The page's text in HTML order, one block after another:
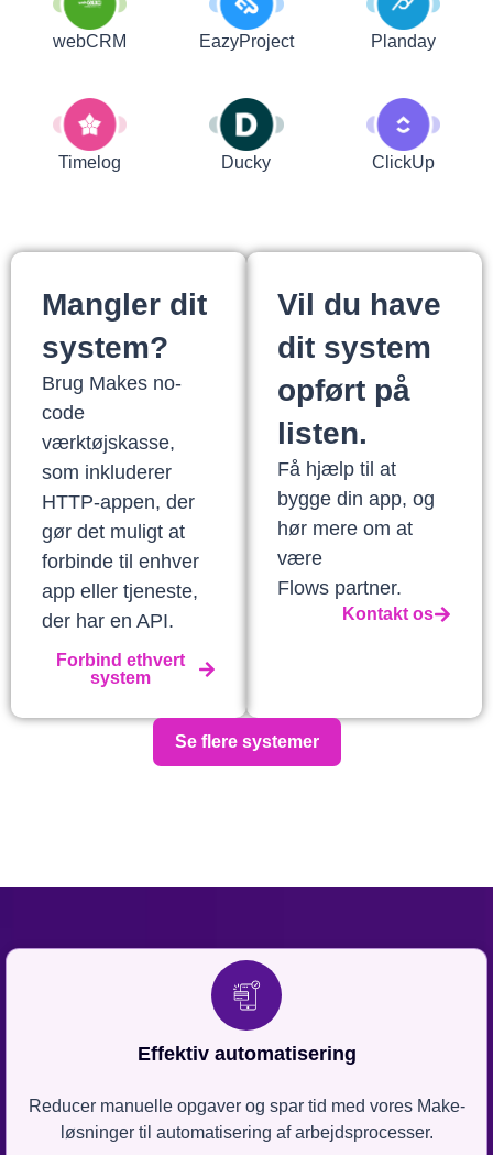
webCRM EazyProject Planday
Timelog Ducky ClickUp
Mangler dit
system?
Brug Makes no-
code
værktøjskasse,
som inkluderer
HTTP-appen, der
gør det muligt at
forbinde til enhver
app eller tjeneste,
der har en API.
Forbind ethvert
system
Vil du have
dit system
opført på
listen.
Få hjælp til at
bygge din app, og
hør mere om at
være
Flows partner.
Kontakt os
Se flere systemer
Effektiv automatisering
Reducer manuelle opgaver og spar tid med vores Make-
løsninger til automatisering af arbejdsprocesser.